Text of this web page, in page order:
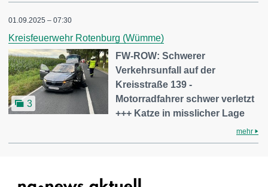
01.09.2025 – 07:30
Kreisfeuerwehr Rotenburg (Wümme)
3
FW-ROW: Schwerer
Verkehrsunfall auf der
Kreisstraße 139 -
Motorradfahrer schwer verletzt
+++ Katze in misslicher Lage
mehr